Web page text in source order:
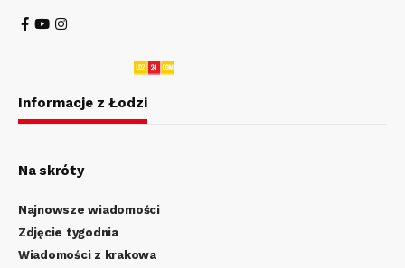
Informacje z Łodzi
Na skróty
Najnowsze wiadomości
Zdjęcie tygodnia
Wiadomości z krakowa